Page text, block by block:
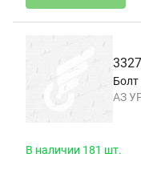
АЗ
В наличии 181 шт.